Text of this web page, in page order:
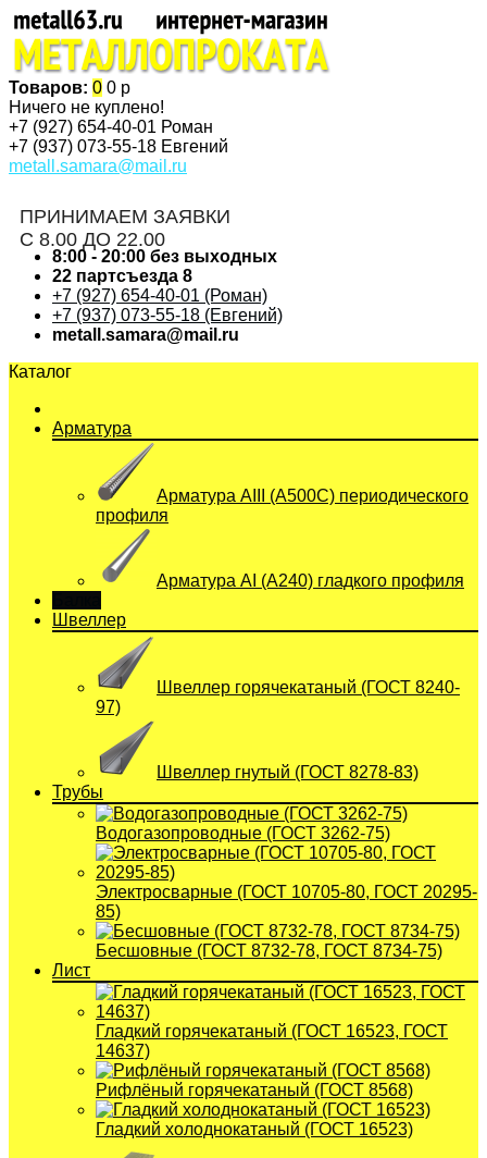
Товаров: 0 0 р
Ничего не куплено!
+7 (927) 654-40-01 Роман
+7 (937) 073-55-18 Евгений
metall.samara@mail.ru
ПРИНИМАЕМ ЗАЯВКИ
С 8.00 ДО 22.00
8:00 - 20:00 без выходных
22 партсъезда 8
+7 (927) 654-40-01 (Роман)
+7 (937) 073-55-18 (Евгений)
metall.samara@mail.ru
Каталог
Арматура
Арматура АIII (А500С) периодического
профиля
Арматура АI (A240) гладкого профиля
Швеллер
Швеллер горячекатаный (ГОСТ 8240-
97)
Швеллер гнутый (ГОСТ 8278-83)
Трубы
Водогазопроводные (ГОСТ 3262-75)
Электросварные (ГОСТ 10705-80, ГОСТ 20295-
85)
Бесшовные (ГОСТ 8732-78, ГОСТ 8734-75)
Лист
Гладкий горячекатаный (ГОСТ 16523, ГОСТ
14637)
Рифлёный горячекатаный (ГОСТ 8568)
Гладкий холоднокатаный (ГОСТ 16523)